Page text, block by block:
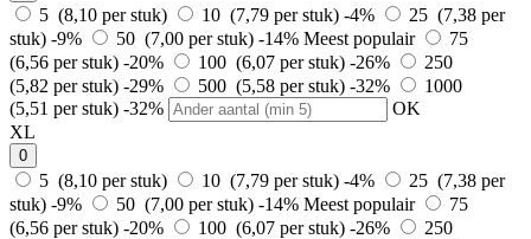
5 (8,10 per stuk) 10 (7,79 per stuk) -4%
25 (7,38 per
stuk) -9% 50 (7,00 per stuk) -14% Meest populair
75
(6,56 per stuk) -20% 100 (6,07 per stuk) -26%
250
(5,82 per stuk) -29% 500 (5,58 per stuk) -32%
1000
(5,51 per stuk) -32%
OK
XL
0
5 (8,10 per stuk) 10 (7,79 per stuk) -4%
25 (7,38 per
stuk) -9% 50 (7,00 per stuk) -14% Meest populair
75
(6,56 per stuk) -20% 100 (6,07 per stuk) -26%
250